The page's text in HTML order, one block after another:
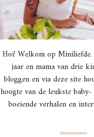
Hoi! Welkom op
jaar en mama van drie
bloggen en via deze site
hoogte van de leukste
boeiende verhalen en